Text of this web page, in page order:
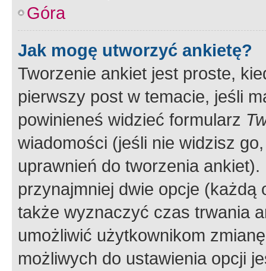
Góra
Jak mogę utworzyć ankietę?
Tworzenie ankiet jest proste,
pierwszy post w temacie, jeśli
powinieneś widzieć formularz
wiadomości (jeśli nie widzisz
uprawnień do tworzenia
przynajmniej dwie opcje
także wyznaczyć czas trwania
umożliwić użytkownikom
możliwych do ustawienia opcji